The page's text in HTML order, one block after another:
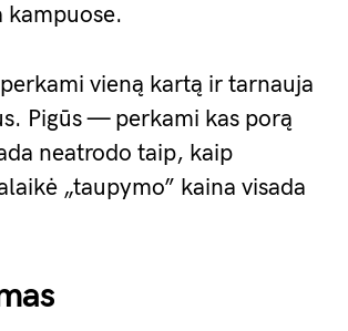
kampuose.
vieną kartą ir tarnauja
Pigūs — perkami kas porą
neatrodo taip, kaip
„taupymo” kaina visada